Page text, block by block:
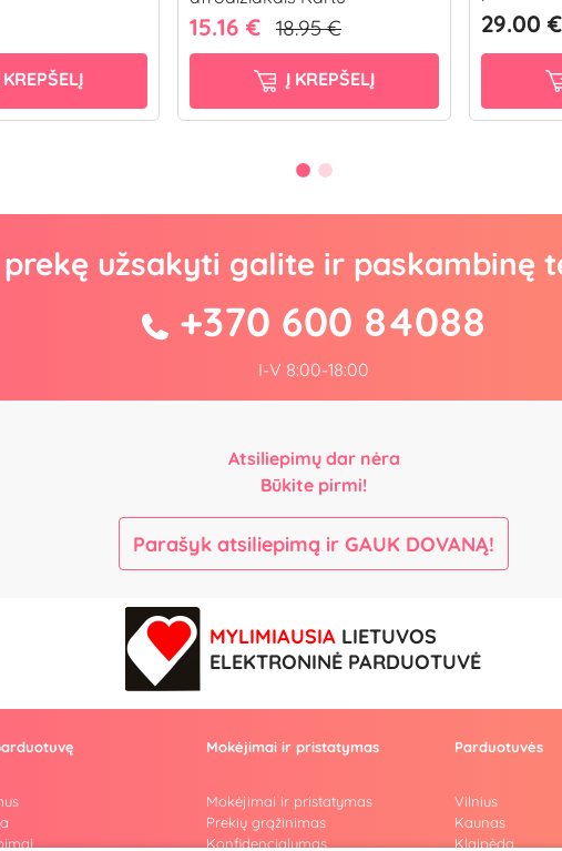
15.16 € 18.95 €
Į KREPŠELĮ
29.00 €
prekę užsakyti galite ir paskambinę
+370 600 84088
I-V 8:00-18:00
Atsiliepimų dar nėra
Būkite pirmi!
Parašyk atsiliepimą ir GAUK DOVANĄ!
MYLIMIAUSIA LIETUVOS
ELEKTRONINĖ PARDUOTUVĖ
Mokėjimai ir pristatymas
Mokėjimai ir pristatymas
Prekių grąžinimas
Konfidencialumas
Parduotuvės
Vilnius
Kaunas
Klaipėda